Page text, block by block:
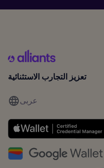
تعزيز التجارب الاستثنائية
عربى